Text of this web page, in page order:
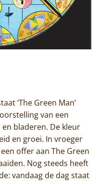
‘The Green Man’
van een
bladeren. De kleur
en groei. In vroeger
offer aan The Green
Nog steeds heeft
vandaag de dag staat